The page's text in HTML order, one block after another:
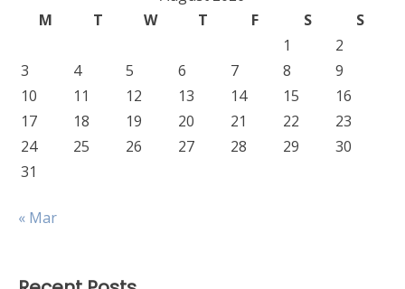
M
T W T F S
S
1
2
3
4 5 6 7 8
9
10
11 12 13 14 15
16
17
18 19 20 21 22
23
24
25 26 27 28 29
30
31
« Mar